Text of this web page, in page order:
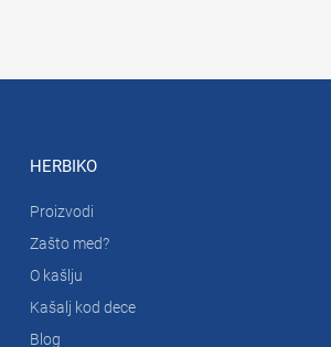
HERBIKO
Proizvodi
Zašto med?
O kašlju
Kašalj kod dece
Blog